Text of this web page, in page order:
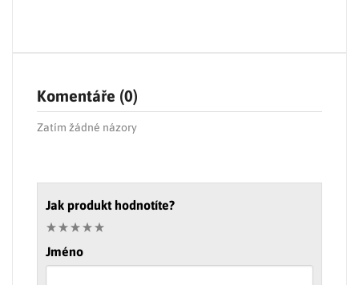
Komentáře (0)
Zatím žádné názory
Jak produkt hodnotíte?
Jméno